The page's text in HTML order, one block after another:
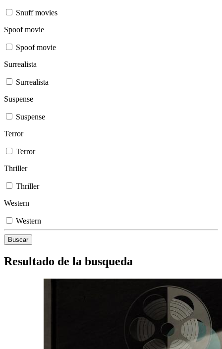
Snuff movies
Spoof movie
Spoof movie
Surrealista
Surrealista
Suspense
Suspense
Terror
Terror
Thriller
Thriller
Western
Western
Resultado de la busqueda